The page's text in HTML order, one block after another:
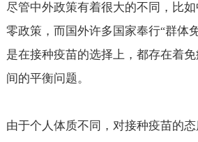
尽管中外政策有着很大的不同，比
零政策，而国外许多国家奉行“群体
是在接种疫苗的选择上，都存在着
间的平衡问题。
由于个人体质不同，对接种疫苗的